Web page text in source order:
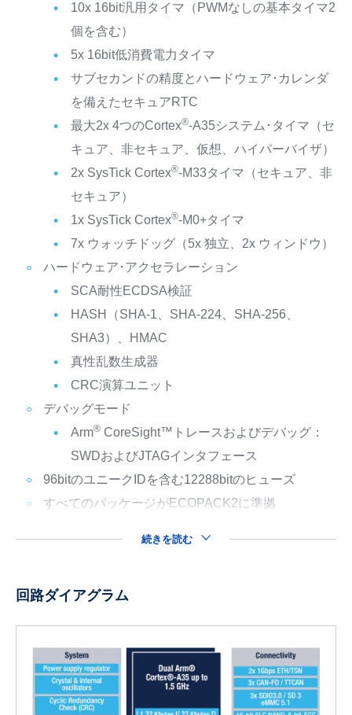
10x 16bit汎用タイマ（PWMなしの基本タイマ2
個を含む）
5x 16bit低消費電力タイマ
サブセカンドの精度とハードウェア･カレンダ
を備えたセキュアRTC
最大2x 4つのCortex®-A35システム･タイマ（セ
キュア、非セキュア、仮想、ハイパーバイザ）
2x SysTick Cortex®-M33タイマ（セキュア、非
セキュア）
1x SysTick Cortex®-M0+タイマ
7x ウォッチドッグ（5x 独立、2x ウィンドウ）
ハードウェア･アクセラレーション
SCA耐性ECDSA検証
HASH（SHA-1、SHA-224、SHA-256、
SHA3）、HMAC
真性乱数生成器
CRC演算ユニット
デバッグモード
Arm®CoreSight™トレースおよびデバッグ：
SWDおよびJTAGインタフェース
96bitのユニークIDを含む12288bitのヒューズ
すべてのパッケージがECOPACK2に準拠
続きを読む
回路ダイアグラム